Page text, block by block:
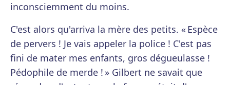
inconsciemment du moins.
C'est alors qu'arriva la mère des petits. « Espèce
de pervers ! Je vais appeler la police ! C'est pas
fini de mater mes enfants, gros dégueulasse !
Pédophile de merde ! » Gilbert ne savait que